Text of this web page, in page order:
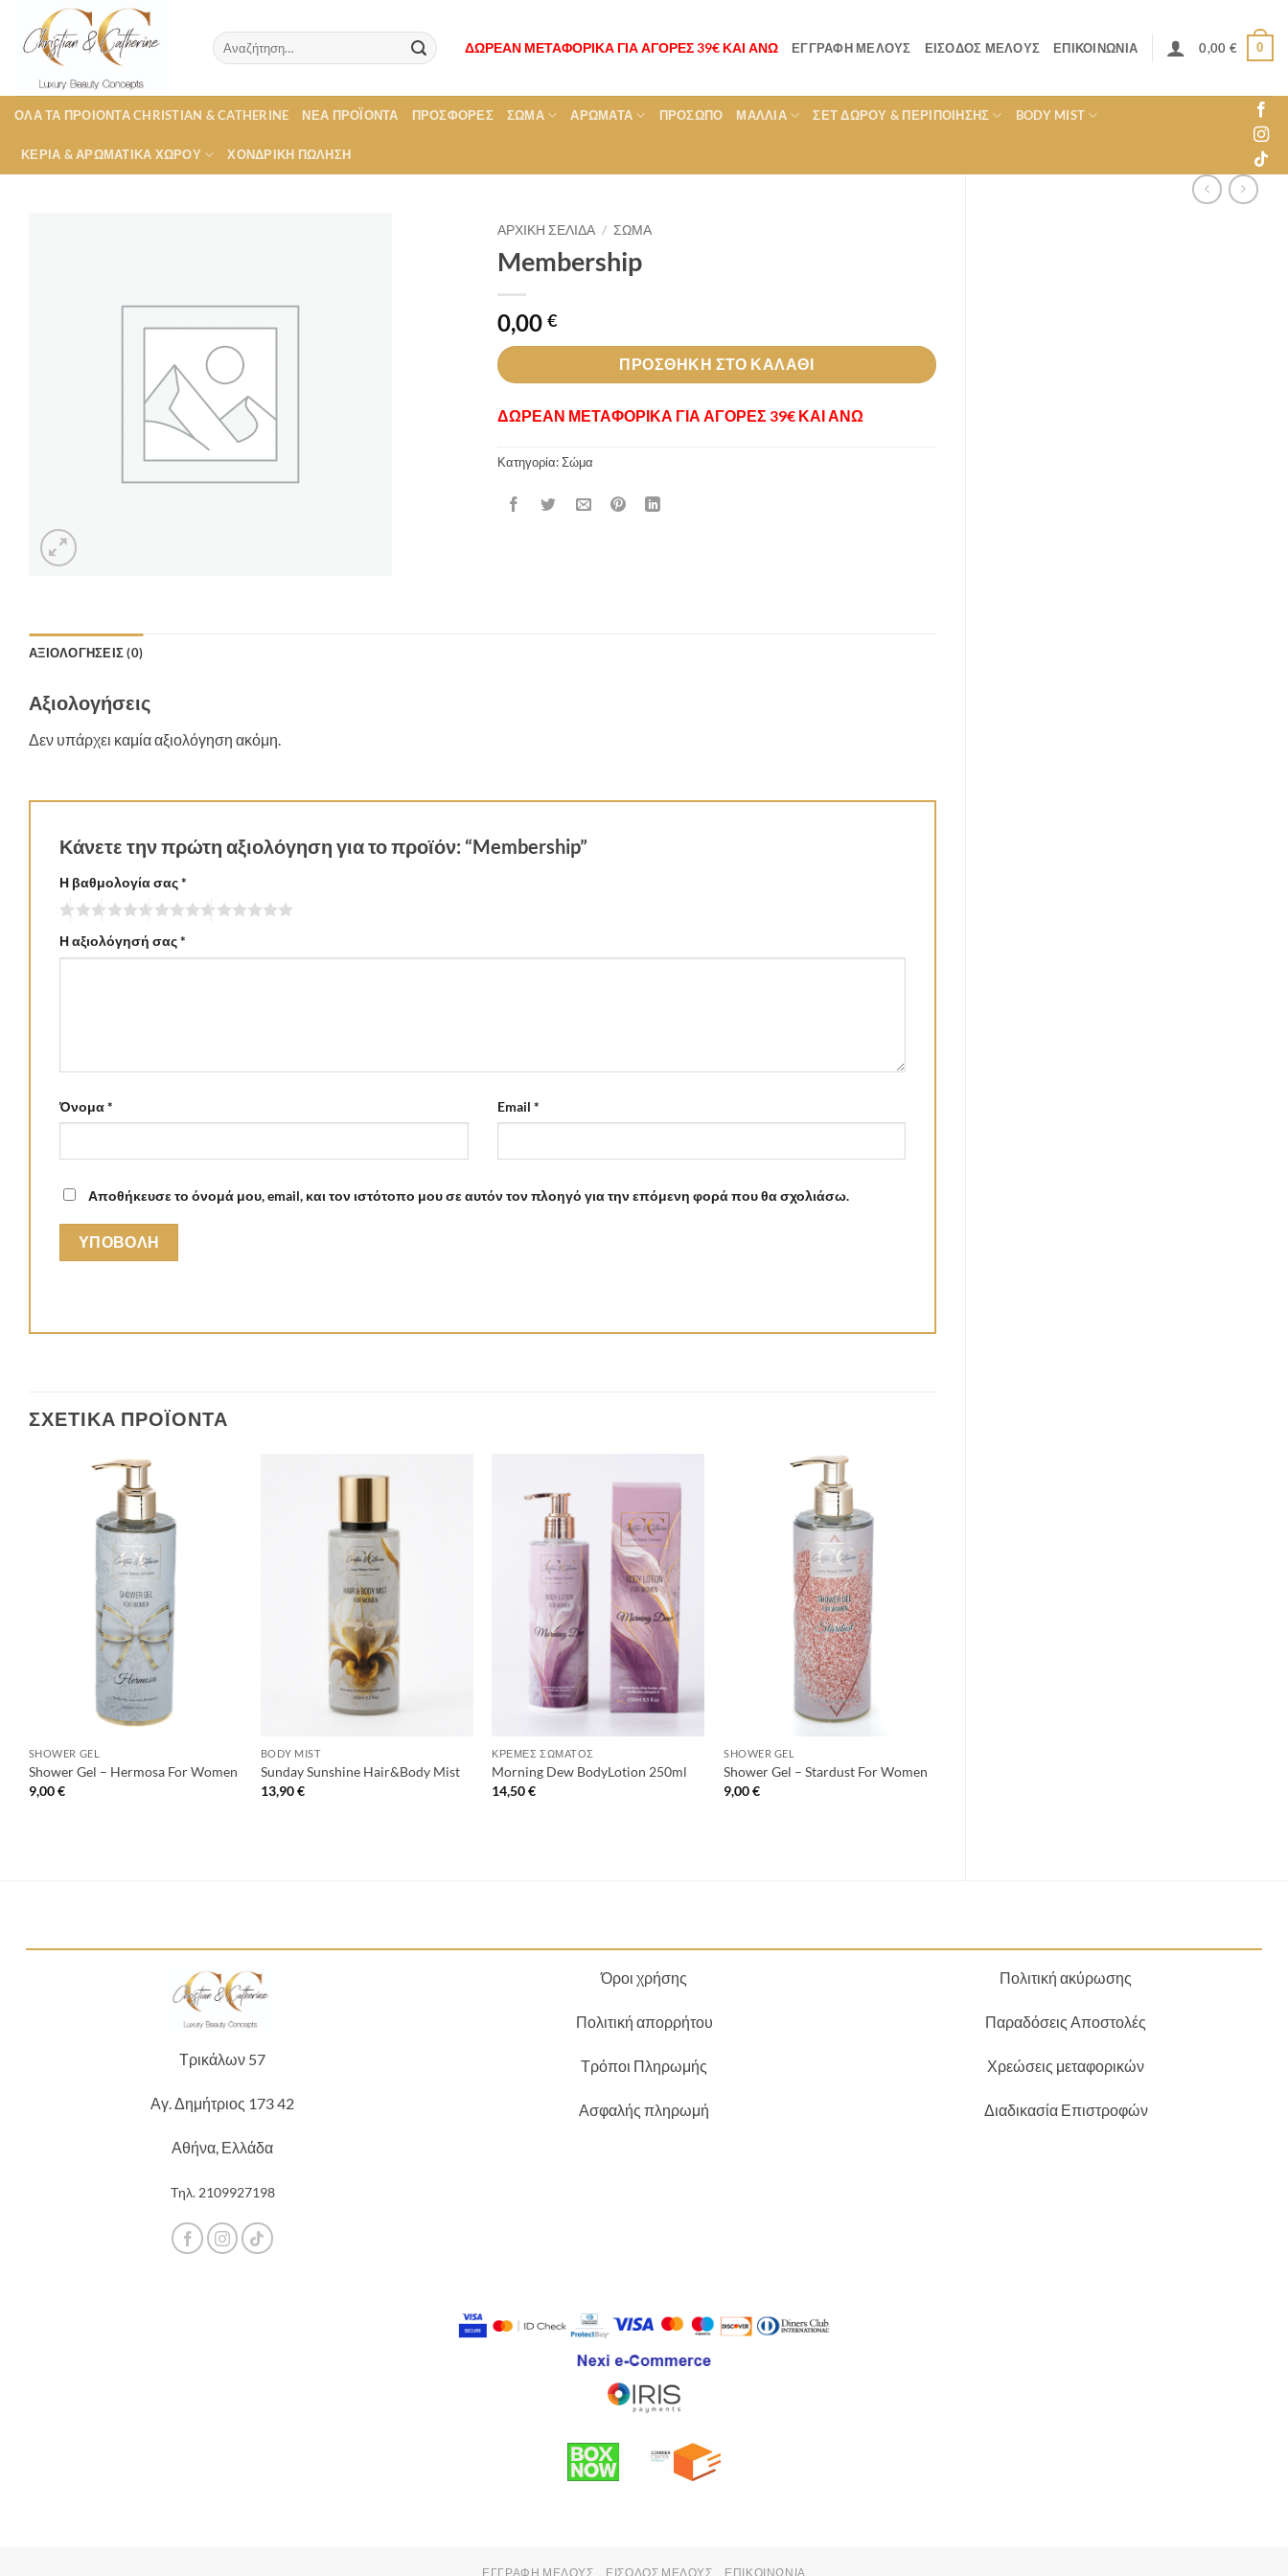
Μετάβαση
περιεχόμενο
Αναζήτηση
για:
ΔΩΡΕΑΝ ΜΕΤΑΦΟΡΙΚΑ ΓΙΑ ΑΓΟΡΕΣ 39€ ΚΑΙ ΑΝΩ ΕΓΓΡΑΦΉ ΜΈΛΟΥΣ ΕΊΣΟΔΟΣ ΜΈΛΟΥΣ ΕΠΙΚΟΙΝΩΝΊΑ 0,00 € 0
ΟΛΑ ΤΑ ΠΡΟΙΟΝΤΑ CHRISTIAN & CATHERINE ΝΕΑ ΠΡΟΪΟΝΤΑ ΠΡΟΣΦΟΡΕΣ ΣΏΜΑ ΑΡΏΜΑΤΑ ΠΡΌΣΩΠΟ ΜΑΛΛΙΆ ΣΕΤ ΔΏΡΟΥ & ΠΕΡΙΠΟΊΗΣΗΣ BODY MIST
ΚΕΡΙΑ & ΑΡΩΜΑΤΙΚΑ ΧΩΡΟΥ ΧΟΝΔΡΙΚΉ ΠΏΛΗΣΗ
ΑΡΧΙΚΉ ΣΕΛΊΔΑ / ΣΏΜΑ
Membership
0,00 €
ΠΡΟΣΘΉΚΗ ΣΤΟ ΚΑΛΆΘΙ
ΔΩΡΕΑΝ ΜΕΤΑΦΟΡΙΚΑ ΓΙΑ ΑΓΟΡΕΣ 39€ ΚΑΙ ΑΝΩ
Κατηγορία:Σώμα
ΑΞΙΟΛΟΓΉΣΕΙΣ (0)
Αξιολογήσεις
Δεν υπάρχει καμία αξιολόγηση ακόμη.
Κάνετε την πρώτη αξιολόγηση για το προϊόν: “Membership”
Η βαθμολογία σας*
Η αξιολόγησή σας*
Όνομα* Email *
Αποθήκευσε το όνομά μου, email, και τον ιστότοπο μου σε αυτόν τον πλοηγό για την επόμενη φορά που θα σχολιάσω.
ΣΧΕΤΙΚΆ ΠΡΟΪΌΝΤΑ
SHOWER GEL
Shower Gel – Hermosa For Women
9,00€
BODY MIST
Sunday Sunshine Hair&Body Mist
13,90€
ΚΡΈΜΕΣ ΣΏΜΑΤΟΣ
Morning Dew BodyLotion 250ml
14,50€
SHOWER GEL
Shower Gel – Stardust For Women
9,00€
Τρικάλων 57
Αγ. Δημήτριος 173 42
Αθήνα, Ελλάδα
Τηλ. 2109927198
Όροι χρήσης
Πολιτική απορρήτου
Τρόποι Πληρωμής
Ασφαλής πληρωμή
Πολιτική ακύρωσης
Παραδόσεις Αποστολές
Χρεώσεις μεταφορικών
Διαδικασία Επιστροφών
ΕΓΓΡΑΦΉ ΜΈΛΟΥΣ ΕΊΣΟΔΟΣ ΜΈΛΟΥΣ ΕΠΙΚΟΙΝΩΝΊΑ